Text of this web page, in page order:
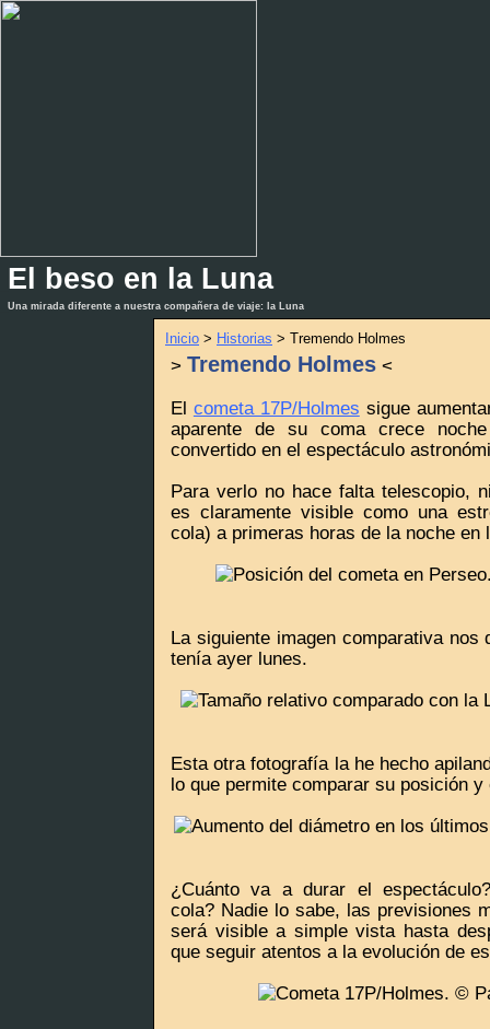
El beso en la Luna
Una mirada diferente a nuestra compañera de viaje: la Luna
Inicio > Historias > Tremendo Holmes
> Tremendo Holmes <
El cometa 17P/Holmes sigue
aparente de su coma crece
convertido en el espectáculo
Para verlo no hace falta telescopio,
es claramente visible como una
cola) a primeras horas de la noche
La siguiente imagen comparativa nos
tenía ayer lunes.
Esta otra fotografía la he hecho
lo que permite comparar su posición
¿Cuánto va a durar el
cola? Nadie lo sabe, las previsiones
será visible a simple vista hasta
que seguir atentos a la evolución de